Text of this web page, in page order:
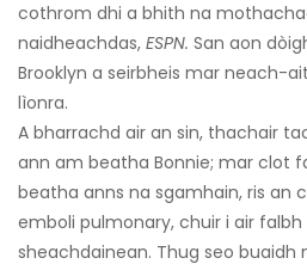
cothrom dhi a bhith na
naidheachdas, ESPN. San aon
Brooklyn a seirbheis mar neach-
lìonra.
A bharrachd air an sin, thachair
ann am beatha Bonnie; mar clot
beatha anns na sgamhain, ris an
emboli pulmonary, chuir i air falbh
sheachdainean. Thug seo